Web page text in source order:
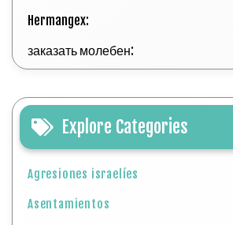
Hermangex:
заказать молебен:
Explore Categories
Agresiones israelíes
Asentamientos